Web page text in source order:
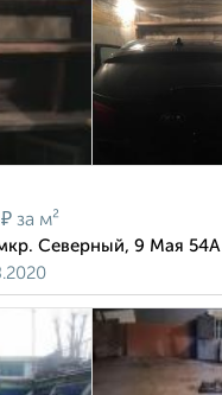
₽ за м²
Северный, 9 Мая 54А